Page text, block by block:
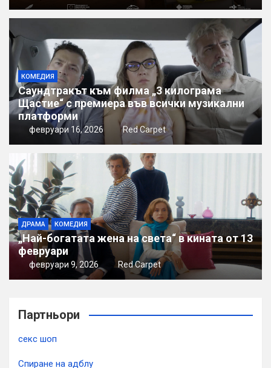
КОМЕДИЯ
Саундтракът към филма „3 килограма
Щастие“ с премиера във всички музикални
платформи
февруари 16, 2026 Red Carpet
ДРАМА КОМЕДИЯ
„Най-богатата жена на света“ в кината от 13
февруари
февруари 9, 2026 Red Carpet
Партньори
секс шоп
Спиране на адблу